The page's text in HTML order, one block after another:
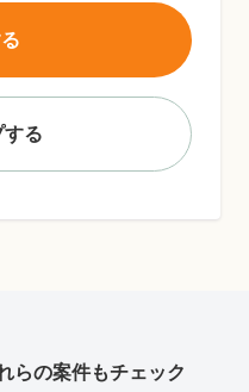
する
らの案件もチェック